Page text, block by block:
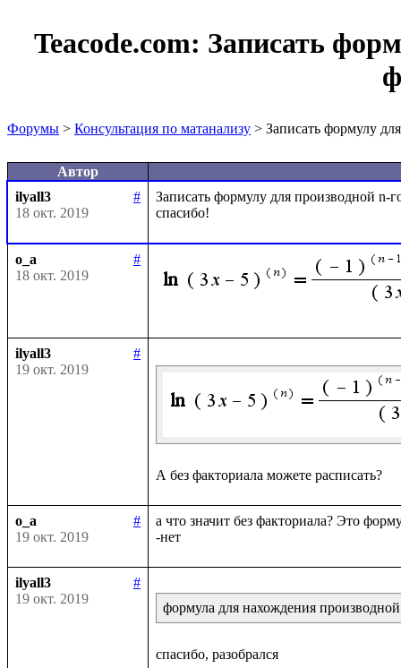
Teacode.com: Записать
Форумы > Консультация по матанализу > Записать формулу
Автор
ilyall3
#
18 окт. 2019
Записать формулу для производной n-
o_a
#
18 окт. 2019
ilyall3
#
19 окт. 2019
o_a
#
19 окт. 2019
а что значит без факториала? Это
ilyall3
#
19 окт. 2019
формула для нахождения